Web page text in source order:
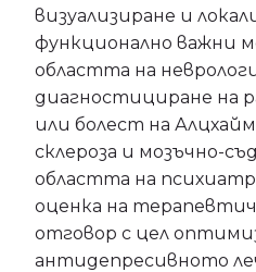
визуализиране и
функционално важни
областта на
диагностициране на
или болест на
склероза и мозъчно-
областта на
оценка на
отговор с цел
антидепресивното